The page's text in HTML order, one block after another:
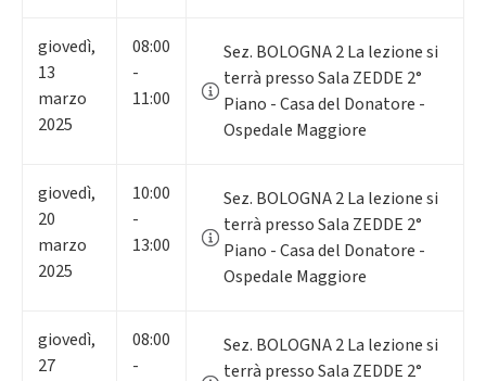
giovedì,
13
marzo
2025
08:00
-
11:00
Sez. BOLOGNA 2 La lezione si
terrà presso Sala ZEDDE 2°
Piano - Casa del Donatore -
Ospedale Maggiore
giovedì,
20
marzo
2025
10:00
-
13:00
Sez. BOLOGNA 2 La lezione si
terrà presso Sala ZEDDE 2°
Piano - Casa del Donatore -
Ospedale Maggiore
giovedì,
27
08:00
-
Sez. BOLOGNA 2 La lezione si
terrà presso Sala ZEDDE 2°